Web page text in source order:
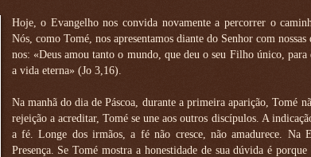
Hoje, o Evangelho nos convida novamente a percorrer o
Nós, como Tomé, nos apresentamos diante do Senhor com
nos: «Deus amou tanto o mundo, que deu o seu Filho único,
a vida eterna» (Jo 3,16).
Na manhã do dia de Páscoa, durante a primeira aparição, Tomé
rejeição a acreditar, Tomé se une aos outros discípulos. A
a fé. Longe dos irmãos, a fé não cresce, não amadurece. Na
Presença. Se Tomé mostra a honestidade de sua dúvida é